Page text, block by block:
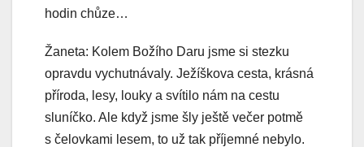
hodin chůze…
Žaneta: Kolem Božího Daru jsme si stezku
opravdu vychutnávaly. Ježíškova cesta, krásná
příroda, lesy, louky a svítilo nám na cestu
sluníčko. Ale když jsme šly ještě večer potmě
s čelovkami lesem, to už tak příjemné nebylo.